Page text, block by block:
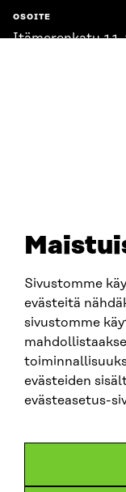
Sivustomme
evästeitä
sivustomme
evästeiden
evästeasetus-
OSOITE
Itämerenkatu 11-
SITRA
LinkedIn
Instagram
YouTube